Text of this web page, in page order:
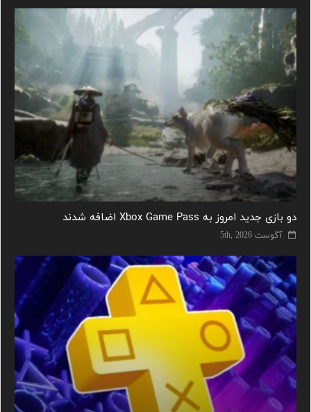
دو بازی جدید امروز به Xbox Game Pass اضافه شدند
آگوست 5th, 2026